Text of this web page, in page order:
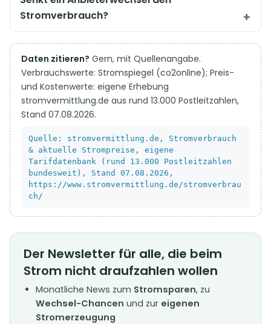
Stromverbrauch?
Daten zitieren? Gern, mit Quellenangabe.
Verbrauchswerte: Stromspiegel (co2online); Preis-
und Kostenwerte: eigene Erhebung
stromvermittlung.de aus rund 13.000 Postleitzahlen,
Stand 07.08.2026.
Quelle: stromvermittlung.de, Stromverbrauch
& aktuelle Strompreise, eigene
Tarifdatenbank (rund 13.000 Postleitzahlen
bundesweit), Stand 07.08.2026,
https://www.stromvermittlung.de/stromverbrau
ch/
Der Newsletter für alle, die beim
Strom nicht draufzahlen wollen
Monatliche News zum Stromsparen, zu
Wechsel-Chancen und zur eigenen
Stromerzeugung